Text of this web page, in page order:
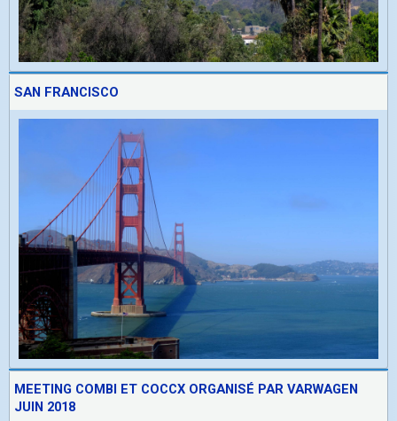
SAN FRANCISCO
MEETING COMBI ET COCCX ORGANISÉ PAR VARWAGEN
JUIN 2018